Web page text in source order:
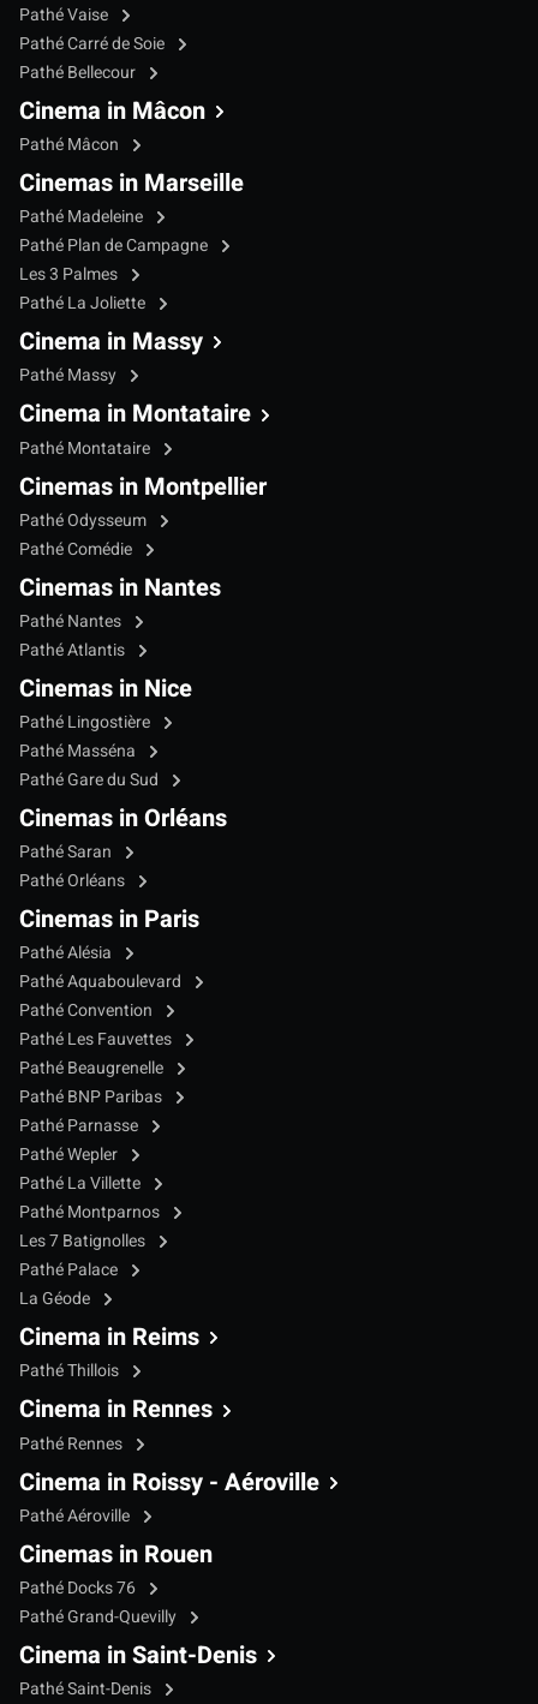
Pathé Vaise
Pathé Carré de Soie
Pathé Bellecour
Cinema in Mâcon
Pathé Mâcon
Cinemas in Marseille
Pathé Madeleine
Pathé Plan de Campagne
Les 3 Palmes
Pathé La Joliette
Cinema in Massy
Pathé Massy
Cinema in Montataire
Pathé Montataire
Cinemas in Montpellier
Pathé Odysseum
Pathé Comédie
Cinemas in Nantes
Pathé Nantes
Pathé Atlantis
Cinemas in Nice
Pathé Lingostière
Pathé Masséna
Pathé Gare du Sud
Cinemas in Orléans
Pathé Saran
Pathé Orléans
Cinemas in Paris
Pathé Alésia
Pathé Aquaboulevard
Pathé Convention
Pathé Les Fauvettes
Pathé Beaugrenelle
Pathé BNP Paribas
Pathé Parnasse
Pathé Wepler
Pathé La Villette
Pathé Montparnos
Les 7 Batignolles
Pathé Palace
La Géode
Cinema in Reims
Pathé Thillois
Cinema in Rennes
Pathé Rennes
Cinema in Roissy - Aéroville
Pathé Aéroville
Cinemas in Rouen
Pathé Docks 76
Pathé Grand-Quevilly
Cinema in Saint-Denis
Pathé Saint-Denis